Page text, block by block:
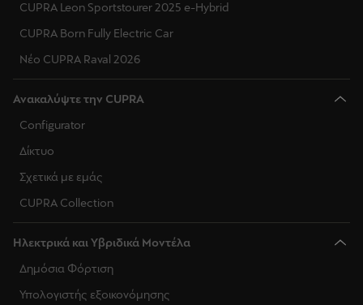
CUPRA Leon Sportstourer 2025 e-Hybrid
CUPRA Born Fully Electric Car
Νέο CUPRA Raval 2026
Ανακαλύψτε την CUPRA
Configurator
Δίκτυο
Σχετικά με εμάς
CUPRA Collection
Ηλεκτρικά και Υβριδικά Μοντέλα
Δημόσια Φόρτιση
Υπολογιστής εξοικονόμησης